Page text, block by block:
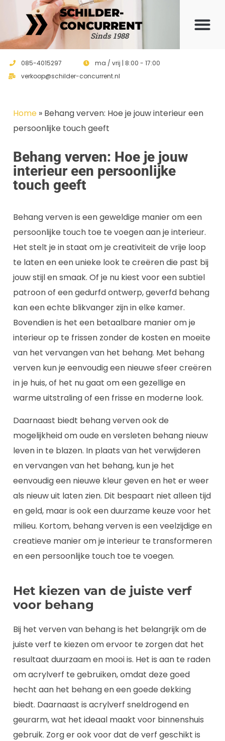
SCHILDER-
CONCURRENT
Sinds 1988
085-4015297
ma / vrij | 8:00 - 17:00
verkoop@schilder-concurrent.nl
Home » Behang verven: Hoe je jouw interieur een
persoonlijke touch geeft
Behang verven: Hoe je jouw
interieur een persoonlijke
touch geeft
Behang verven is een geweldige manier om een
persoonlijke touch toe te voegen aan je interieur.
Het stelt je in staat om je creativiteit de vrije loop
te laten en een unieke look te creëren die past bij
jouw stijl en smaak. Of je nu kiest voor een subtiel
patroon of een gedurfd ontwerp, geverfd behang
kan een echte blikvanger zijn in elke kamer.
Bovendien is het een betaalbare manier om je
interieur op te frissen zonder de kosten en moeite
van het vervangen van het behang. Met behang
verven kun je eenvoudig een nieuwe sfeer creëren
in je huis, of het nu gaat om een gezellige en
warme uitstraling of een frisse en moderne look.
Daarnaast biedt behang verven ook de
mogelijkheid om oude en versleten behang nieuw
leven in te blazen. In plaats van het verwijderen
en vervangen van het behang, kun je het
eenvoudig een nieuwe kleur geven en het er weer
als nieuw uit laten zien. Dit bespaart niet alleen tijd
en geld, maar is ook een duurzame keuze voor het
milieu. Kortom, behang verven is een veelzijdige en
creatieve manier om je interieur te transformeren
en een persoonlijke touch toe te voegen.
Het kiezen van de juiste verf
voor behang
Bij het verven van behang is het belangrijk om de
juiste verf te kiezen om ervoor te zorgen dat het
resultaat duurzaam en mooi is. Het is aan te raden
om acrylverf te gebruiken, omdat deze goed
hecht aan het behang en een goede dekking
biedt. Daarnaast is acrylverf sneldrogend en
geurarm, wat het ideaal maakt voor binnenshuis
gebruik. Zorg er ook voor dat de verf geschikt is